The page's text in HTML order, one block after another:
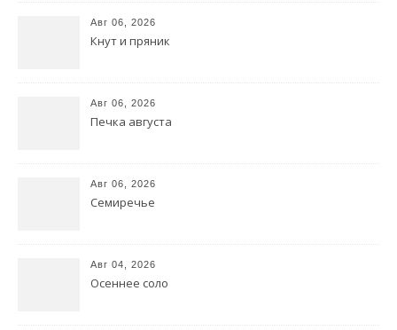
Авг 06, 2026
Кнут и пряник
Авг 06, 2026
Печка августа
Авг 06, 2026
Семиречье
Авг 04, 2026
Осеннее соло